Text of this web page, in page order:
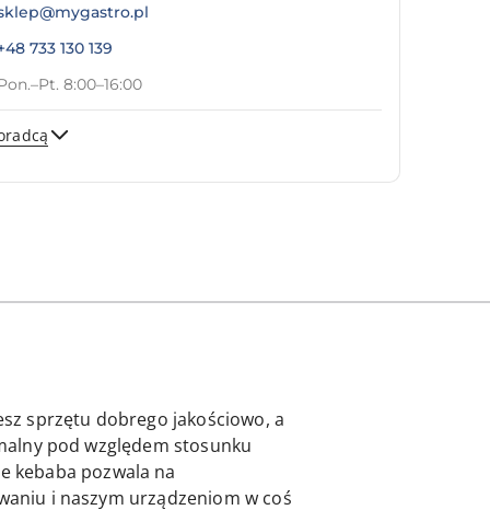
733 130 139
8:00–16:00
sprzętu dobrego jakościowo, a
pod względem stosunku
kebaba pozwala na
i naszym urządzeniom w coś